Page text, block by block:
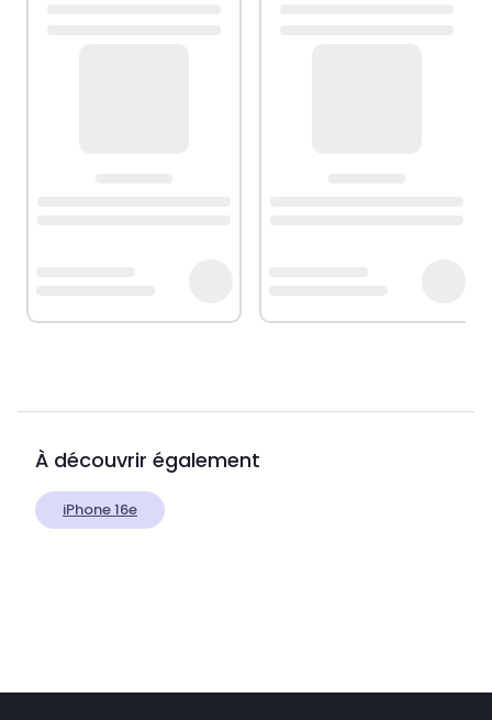
À découvrir également
iPhone 16e